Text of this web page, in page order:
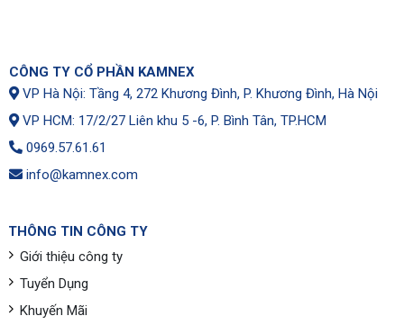
CÔNG TY CỔ PHẦN KAMNEX
VP Hà Nội: Tầng 4, 272 Khương Đình, P. Khương Đình, Hà Nội
VP HCM: 17/2/27 Liên khu 5 -6, P. Bình Tân, TP.HCM
0969.57.61.61
info@kamnex.com
THÔNG TIN CÔNG TY
Giới thiệu công ty
Tuyển Dụng
Khuyến Mãi